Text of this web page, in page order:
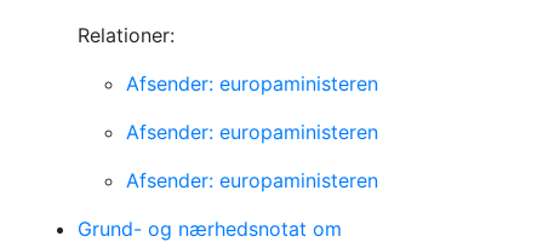
Relationer:
Afsender: europaministeren
Afsender: europaministeren
Afsender: europaministeren
Grund- og nærhedsnotat om